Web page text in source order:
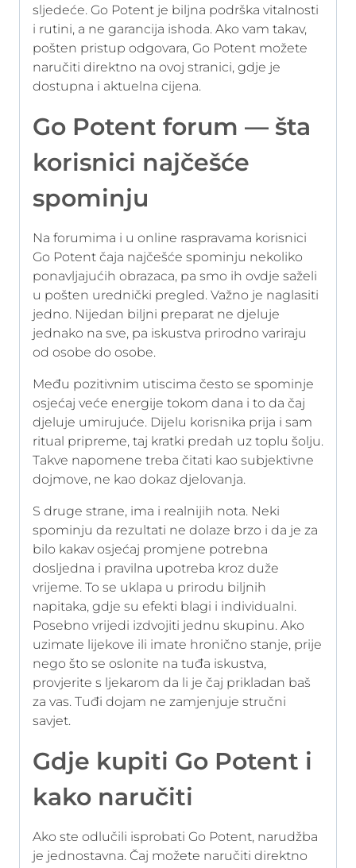
sljedeće. Go Potent je biljna podrška vitalnosti
i rutini, a ne garancija ishoda. Ako vam takav,
pošten pristup odgovara, Go Potent možete
naručiti direktno na ovoj stranici, gdje je
dostupna i aktuelna cijena.
Go Potent forum — šta
korisnici najčešće
spominju
Na forumima i u online raspravama korisnici
Go Potent čaja najčešće spominju nekoliko
ponavljajućih obrazaca, pa smo ih ovdje saželi
u pošten urednički pregled. Važno je naglasiti
jedno. Nijedan biljni preparat ne djeluje
jednako na sve, pa iskustva prirodno variraju
od osobe do osobe.
Među pozitivnim utiscima često se spominje
osjećaj veće energije tokom dana i to da čaj
djeluje umirujuće. Dijelu korisnika prija i sam
ritual pripreme, taj kratki predah uz toplu šolju.
Takve napomene treba čitati kao subjektivne
dojmove, ne kao dokaz djelovanja.
S druge strane, ima i realnijih nota. Neki
spominju da rezultati ne dolaze brzo i da je za
bilo kakav osjećaj promjene potrebna
dosljedna i pravilna upotreba kroz duže
vrijeme. To se uklapa u prirodu biljnih
napitaka, gdje su efekti blagi i individualni.
Posebno vrijedi izdvojiti jednu skupinu. Ako
uzimate lijekove ili imate hronično stanje, prije
nego što se oslonite na tuđa iskustva,
provjerite s ljekarom da li je čaj prikladan baš
za vas. Tuđi dojam ne zamjenjuje stručni
savjet.
Gdje kupiti Go Potent i
kako naručiti
Ako ste odlučili isprobati Go Potent, narudžba
je jednostavna. Čaj možete naručiti direktno